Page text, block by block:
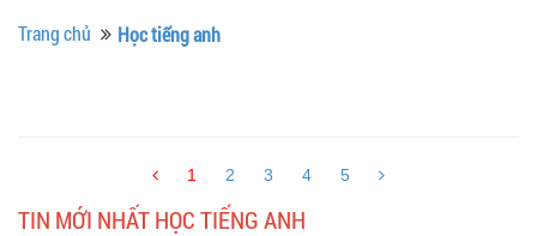
Trang chủ Học tiếng anh
1 2 3 4 5
TIN MỚI NHẤT HỌC TIẾNG ANH